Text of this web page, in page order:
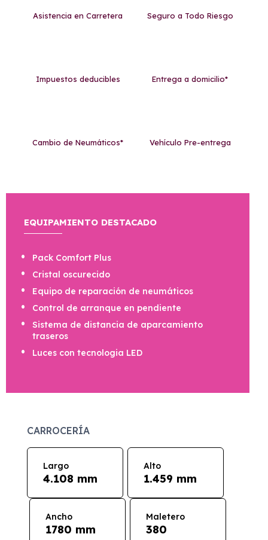
Asistencia en Carretera Seguro a Todo Riesgo
Impuestos deducibles Entrega a domicilio*
Cambio de Neumáticos* Vehículo Pre-entrega
EQUIPAMIENTO DESTACADO
Pack Comfort Plus
Cristal oscurecido
Equipo de reparación de neumáticos
Control de arranque en pendiente
Sistema de distancia de aparcamiento
traseros
Luces con tecnologia LED
CARROCERÍA
Largo
4.108 mm
Alto
1.459 mm
Ancho
1780 mm
Maletero
380